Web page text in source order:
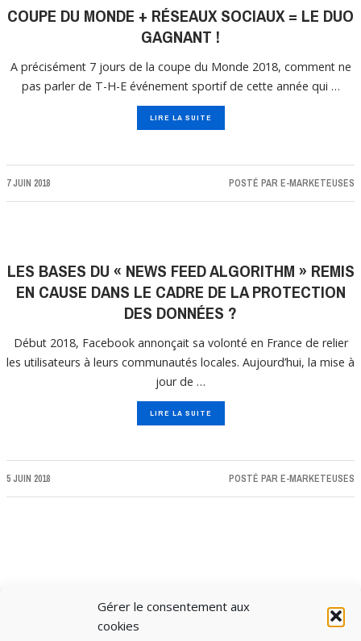
Gérer le consentement aux
cookies
COUPE DU MONDE + RÉSEAUX SOCIAUX = LE DUO
GAGNANT !
A précisément 7 jours de la coupe du Monde 2018, comment ne
pas parler de T-H-E événement sportif de cette année qui …
LIRE LA SUITE
7 JUIN 2018 POSTÉ PAR E-MARKETEUSES
LES BASES DU « NEWS FEED ALGORITHM » REMIS
EN CAUSE DANS LE CADRE DE LA PROTECTION
DES DONNÉES ?
Début 2018, Facebook annonçait sa volonté en France de relier
les utilisateurs à leurs communautés locales. Aujourd’hui, la mise à
jour de …
LIRE LA SUITE
5 JUIN 2018 POSTÉ PAR E-MARKETEUSES
CHARGER PLUS D'ARTICLES